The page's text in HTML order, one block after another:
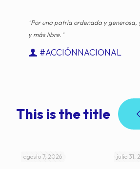
"Por una patria ordenada y generosa,
y más libre."
#ACCIÓNNACIONAL
This is the title
agosto 7, 2026 julio 31,